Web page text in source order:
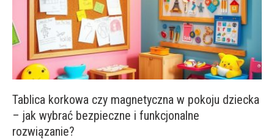
Tablica korkowa czy magnetyczna w pokoju dziecka
– jak wybrać bezpieczne i funkcjonalne
rozwiązanie?